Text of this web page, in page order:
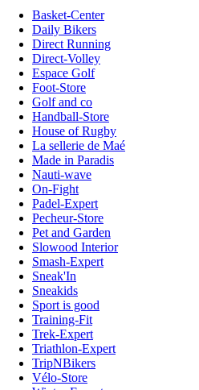
Basket-Center
Daily Bikers
Direct Running
Direct-Volley
Espace Golf
Foot-Store
Golf and co
Handball-Store
House of Rugby
La sellerie de Maé
Made in Paradis
Nauti-wave
On-Fight
Padel-Expert
Pecheur-Store
Pet and Garden
Slowood Interior
Smash-Expert
Sneak'In
Sneakids
Sport is good
Training-Fit
Trek-Expert
Triathlon-Expert
TripNBikers
Vélo-Store